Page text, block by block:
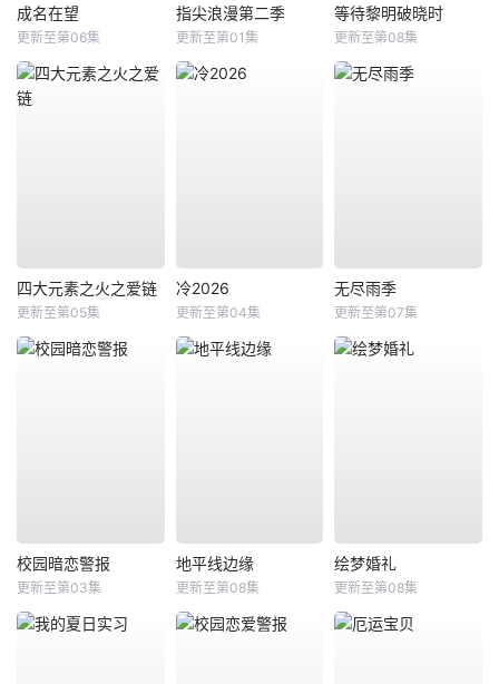
成名在望
更新至第06集
指尖浪漫第二季
更新至第01集
等待黎明破晓时
更新至第08集
四大元素之火之爱链
更新至第05集
冷2026
更新至第04集
无尽雨季
更新至第07集
校园暗恋警报
更新至第03集
地平线边缘
更新至第08集
绘梦婚礼
更新至第08集